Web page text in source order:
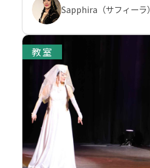
Sapphira（サフィーラ）
教室